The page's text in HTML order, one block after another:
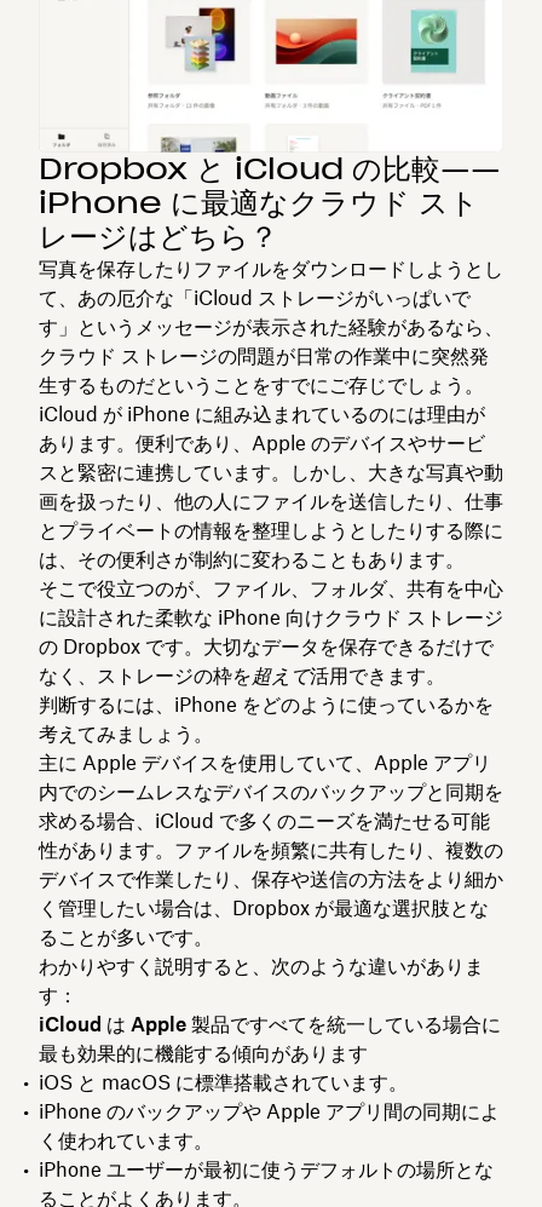
Dropbox と iCloud の比較——
iPhone に最適なクラウド スト
レージはどちら？
写真を保存したりファイルをダウンロードしようとし
て、あの厄介な「iCloud ストレージがいっぱいで
す」というメッセージが表示された経験があるなら、
クラウド ストレージの問題が日常の作業中に突然発
生するものだということをすでにご存じでしょう。
iCloud が iPhone に組み込まれているのには理由が
あります。便利であり、Apple のデバイスやサービ
スと緊密に連携しています。しかし、大きな写真や動
画を扱ったり、他の人にファイルを送信したり、仕事
とプライベートの情報を整理しようとしたりする際に
は、その便利さが制約に変わることもあります。
そこで役立つのが、ファイル、フォルダ、共有を中心
に設計された柔軟な iPhone 向けクラウド ストレージ
の Dropbox です。大切なデータを保存できるだけで
なく、ストレージの枠を超えて活用できます。
判断するには、iPhone をどのように使っているかを
考えてみましょう。
主に Apple デバイスを使用していて、Apple アプリ
内でのシームレスなデバイスのバックアップと同期を
求める場合、iCloud で多くのニーズを満たせる可能
性があります。ファイルを頻繁に共有したり、複数の
デバイスで作業したり、保存や送信の方法をより細か
く管理したい場合は、Dropbox が最適な選択肢とな
ることが多いです。
わかりやすく説明すると、次のような違いがありま
す：
iCloud は Apple 製品ですべてを統一している場合に
最も効果的に機能する傾向があります
iOS と macOS に標準搭載されています。
iPhone のバックアップや Apple アプリ間の同期によ
く使われています。
iPhone ユーザーが最初に使うデフォルトの場所とな
ることがよくあります。